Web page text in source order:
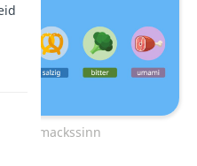
Geschmackssinn